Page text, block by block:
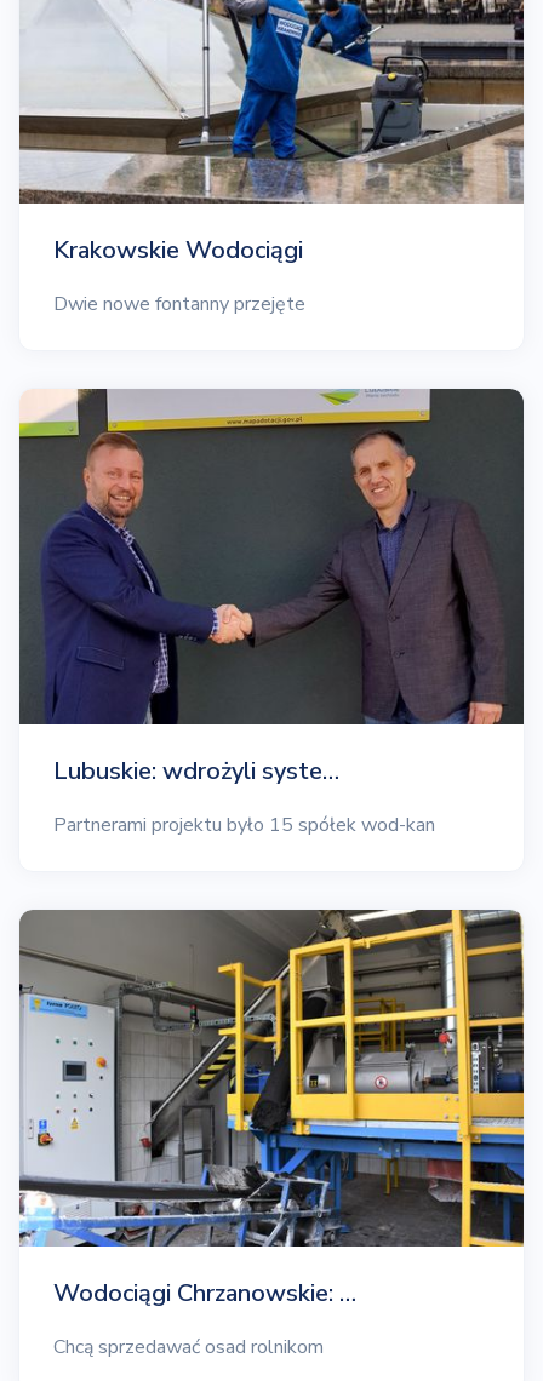
Krakowskie Wodociągi
Dwie nowe fontanny przejęte
Lubuskie: wdrożyli syste…
Partnerami projektu było 15 spółek wod-kan
Wodociągi Chrzanowskie: …
Chcą sprzedawać osad rolnikom